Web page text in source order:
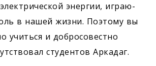
энергии, играю­
в нашей жизни. Поэтому вы
учиться и добросовестно
студентов Аркадаг.